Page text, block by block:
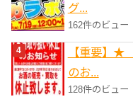
グ...
162件のビュー
【重要】★
のお...
128件のビュー